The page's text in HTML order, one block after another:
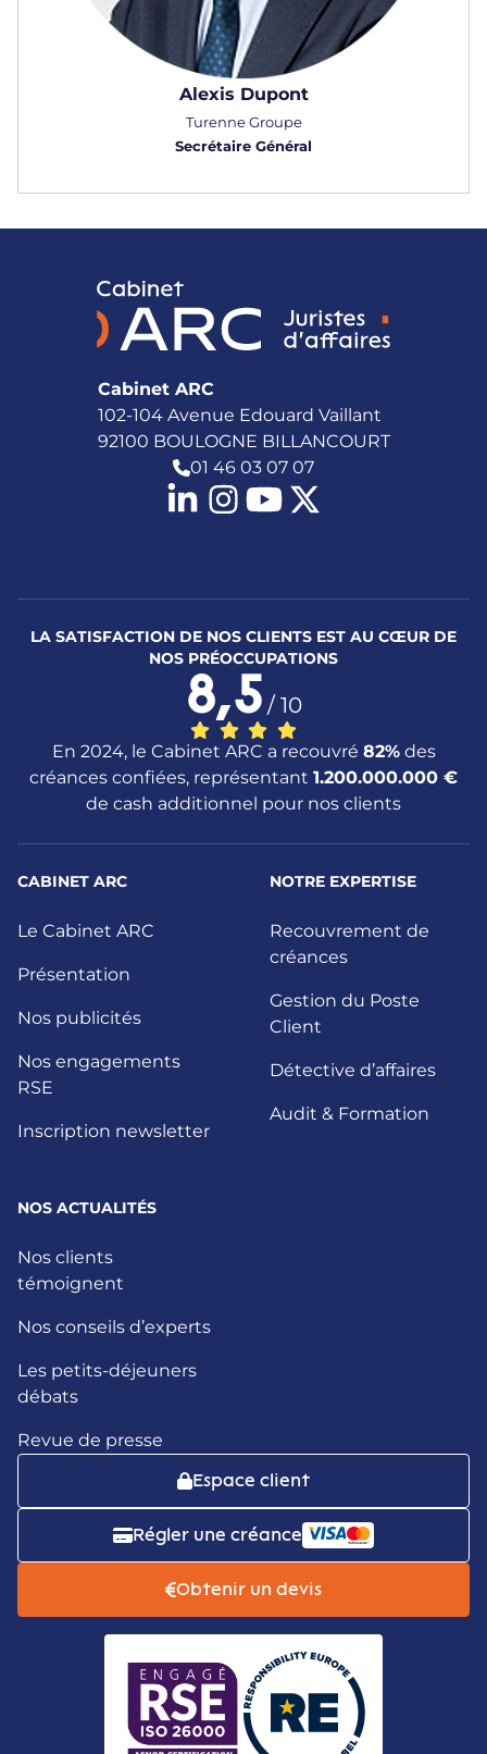
Alexis Dupont
Turenne Groupe
Secrétaire Général
Cabinet ARC
102-104 Avenue Edouard Vaillant
92100 BOULOGNE BILLANCOURT
01 46 03 07 07
LA SATISFACTION DE NOS CLIENTS EST AU CŒUR DE
NOS PRÉOCCUPATIONS
En 2024, le Cabinet ARC a recouvré 82%des
créances confiées, représentant 1.200.000.000 €
de cash additionnel pour nos clients
8,5/ 10
CABINET ARC
Le Cabinet ARC
Présentation
Nos publicités
Nos engagements
RSE
Inscription newsletter
NOTRE EXPERTISE
Recouvrement de
créances
Gestion du Poste
Client
Détective d’affaires
Audit & Formation
NOS ACTUALITÉS
Nos clients
témoignent
Nos conseils d’experts
Les petits-déjeuners
débats
Revue de presse
Espace client
Régler une créance
Obtenir un devis